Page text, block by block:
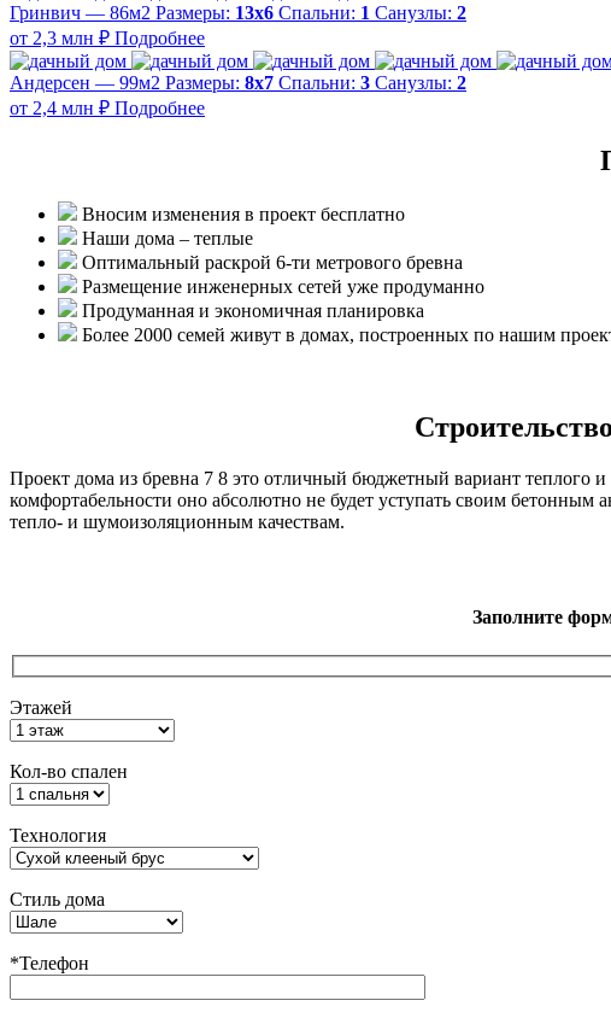
Гринвич — 86м2 Размеры: 13х6 Спальни: 1 Санузлы: 2
от 2,3 млн ₽ Подробнее
Андерсен — 99м2 Размеры: 8х7 Спальни: 3 Санузлы: 2
от 2,4 млн ₽ Подробнее
Вносим изменения в проект бесплатно
Наши дома – теплые
Оптимальный раскрой 6-ти метрового бревна
Размещение инженерных сетей уже продуманно
Продуманная и экономичная планировка
Более 2000 семей живут в домах, построенных по нашим
Проект дома из бревна 7 8 это отличный бюджетный вариант теплого
комфортабельности оно абсолютно не будет уступать своим
тепло- и шумоизоляционным качествам.
Заполните
Этажей
Кол-во спален
Технология
Стиль дома
*Телефон